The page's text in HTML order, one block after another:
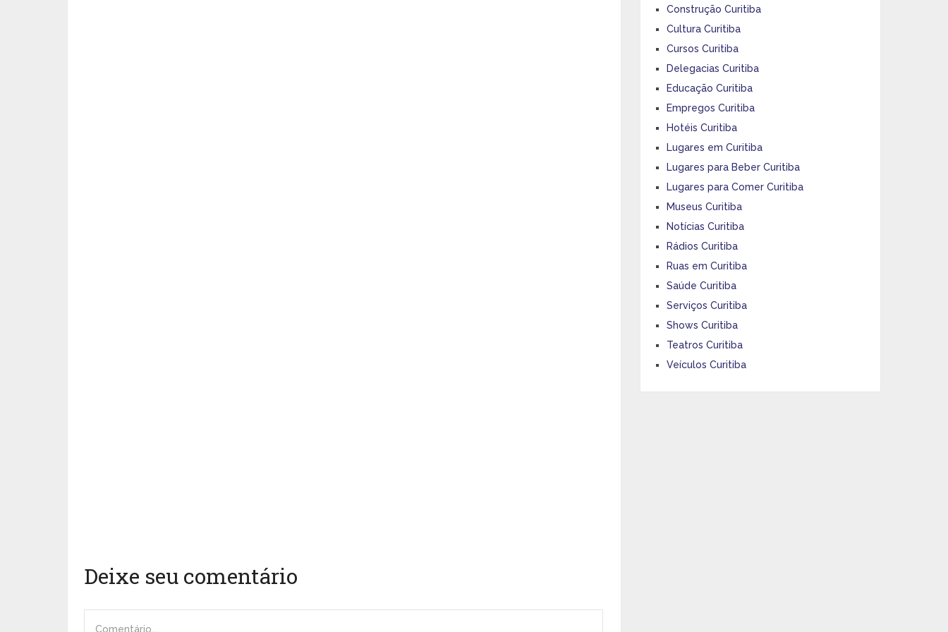
Deixe seu comentário
Construção Curitiba
Cultura Curitiba
Cursos Curitiba
Delegacias Curitiba
Educação Curitiba
Empregos Curitiba
Hotéis Curitiba
Lugares em Curitiba
Lugares para Beber Curitiba
Lugares para Comer Curitiba
Museus Curitiba
Notícias Curitiba
Rádios Curitiba
Ruas em Curitiba
Saúde Curitiba
Serviços Curitiba
Shows Curitiba
Teatros Curitiba
Veículos Curitiba